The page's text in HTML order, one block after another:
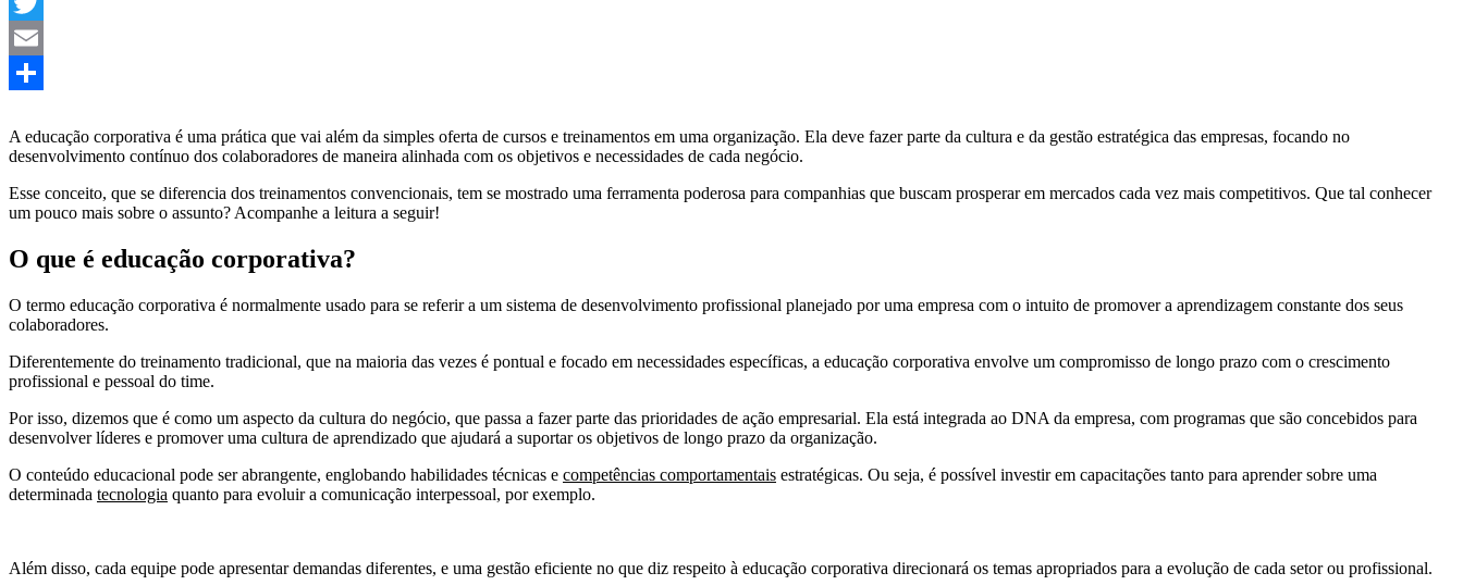
Twitter
Email
A educação corporativa é uma prática que vai além da simples oferta de cursos e treinamentos em uma organização. Ela deve fazer parte da cultura e da gestão estratégica das empresas, focando no
desenvolvimento contínuo dos colaboradores de maneira alinhada com os objetivos e necessidades de cada negócio.
Esse conceito, que se diferencia dos treinamentos convencionais, tem se mostrado uma ferramenta poderosa para companhias que buscam prosperar em mercados cada vez mais competitivos. Que tal conhecer
um pouco mais sobre o assunto? Acompanhe a leitura a seguir!
O que é educação corporativa?
O termo educação corporativa é normalmente usado para se referir a um sistema de desenvolvimento profissional planejado por uma empresa com o intuito de promover a aprendizagem constante dos seus
colaboradores.
Diferentemente do treinamento tradicional, que na maioria das vezes é pontual e focado em necessidades específicas, a educação corporativa envolve um compromisso de longo prazo com o crescimento
profissional e pessoal do time.
Por isso, dizemos que é como um aspecto da cultura do negócio, que passa a fazer parte das prioridades de ação empresarial. Ela está integrada ao DNA da empresa, com programas que são concebidos para
desenvolver líderes e promover uma cultura de aprendizado que ajudará a suportar os objetivos de longo prazo da organização.
O conteúdo educacional pode ser abrangente, englobando habilidades técnicas e competências comportamentais estratégicas. Ou seja, é possível investir em capacitações tanto para aprender sobre uma
determinada tecnologia quanto para evoluir a comunicação interpessoal, por exemplo.
Além disso, cada equipe pode apresentar demandas diferentes, e uma gestão eficiente no que diz respeito à educação corporativa direcionará os temas apropriados para a evolução de cada setor ou profissional.